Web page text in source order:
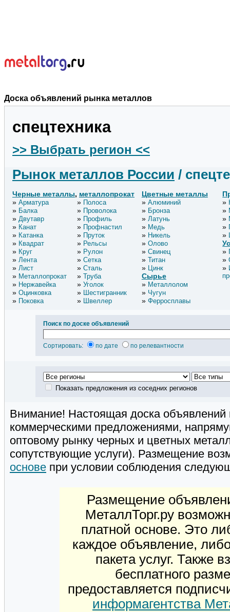
Доска объявлений рынка металлов
спецтехника
>> Выбрать регион <<
Рынок металлов России /
Черные металлы, металлопрокат
Арматура
Балка
Двутавр
Канат
Катанка
Квадрат
Круг
Лента
Лист
Металлопрокат
Нержавейка
Оцинковка
Поковка
Полоса
Проволока
Профиль
Профнастил
Пруток
Рельсы
Рулон
Сетка
Сталь
Труба
Уголок
Шестигранник
Швеллер
Цветные металлы
Алюминий
Бронза
Латунь
Медь
Никель
Олово
Свинец
Титан
Цинк
Сырье
Металлолом
Чугун
Ферросплавы
Поиск по доске объявлений
Сортировать: по дате по релевантности
Показать предложения из соседних регионов
Внимание! Настоящая доска
коммерческими предложениями,
оптовому рынку черных и цветных
сопутствующие услуги). Размещение
основе при условии соблюдения
Размещение
МеталлТорг.ру
платной основе. Это
каждое объявление,
пакета услуг. Также
бесплатного
предоставляется
информагентства